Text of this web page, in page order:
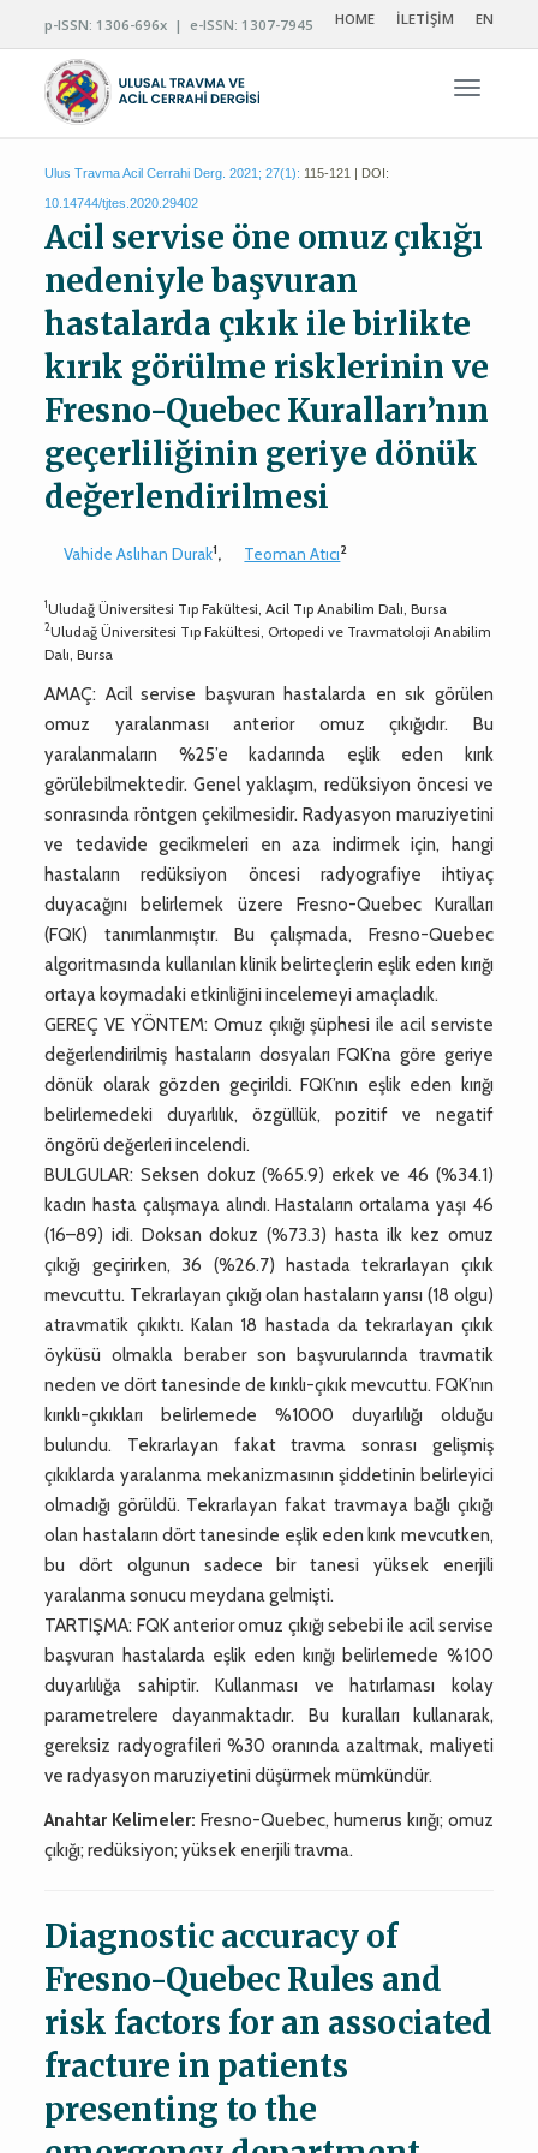
p-ISSN: 1306-696x | e-ISSN: 1307-7945 HOME İLETİŞİM EN
Ulus Travma Acil Cerrahi Derg. 2021; 27(1): 115-121 | DOI:
10.14744/tjtes.2020.29402
Acil servise öne omuz çıkığı
nedeniyle başvuran
hastalarda çıkık ile birlikte
kırık görülme risklerinin ve
Fresno-Quebec Kuralları’nın
geçerliliğinin geriye dönük
değerlendirilmesi
Vahide Aslıhan Durak1, Teoman Atıcı2
1Uludağ Üniversitesi Tıp Fakültesi, Acil Tıp Anabilim Dalı, Bursa
2Uludağ Üniversitesi Tıp Fakültesi, Ortopedi ve Travmatoloji Anabilim
Dalı, Bursa
AMAÇ: Acil servise başvuran hastalarda en sık görülen
omuz yaralanması anterior omuz çıkığıdır. Bu
yaralanmaların %25’e kadarında eşlik eden kırık
görülebilmektedir. Genel yaklaşım, redüksiyon öncesi ve
sonrasında röntgen çekilmesidir. Radyasyon maruziyetini
ve tedavide gecikmeleri en aza indirmek için, hangi
hastaların redüksiyon öncesi radyografiye ihtiyaç
duyacağını belirlemek üzere Fresno-Quebec Kuralları
(FQK) tanımlanmıştır. Bu çalışmada, Fresno-Quebec
algoritmasında kullanılan klinik belirteçlerin eşlik eden kırığı
ortaya koymadaki etkinliğini incelemeyi amaçladık.
GEREÇ VE YÖNTEM: Omuz çıkığı şüphesi ile acil serviste
değerlendirilmiş hastaların dosyaları FQK’na göre geriye
dönük olarak gözden geçirildi. FQK’nın eşlik eden kırığı
belirlemedeki duyarlılık, özgüllük, pozitif ve negatif
öngörü değerleri incelendi.
BULGULAR: Seksen dokuz (%65.9) erkek ve 46 (%34.1)
kadın hasta çalışmaya alındı. Hastaların ortalama yaşı 46
(16–89) idi. Doksan dokuz (%73.3) hasta ilk kez omuz
çıkığı geçirirken, 36 (%26.7) hastada tekrarlayan çıkık
mevcuttu. Tekrarlayan çıkığı olan hastaların yarısı (18 olgu)
atravmatik çıkıktı. Kalan 18 hastada da tekrarlayan çıkık
öyküsü olmakla beraber son başvurularında travmatik
neden ve dört tanesinde de kırıklı-çıkık mevcuttu. FQK’nın
kırıklı-çıkıkları belirlemede %1000 duyarlılığı olduğu
bulundu. Tekrarlayan fakat travma sonrası gelişmiş
çıkıklarda yaralanma mekanizmasının şiddetinin belirleyici
olmadığı görüldü. Tekrarlayan fakat travmaya bağlı çıkığı
olan hastaların dört tanesinde eşlik eden kırık mevcutken,
bu dört olgunun sadece bir tanesi yüksek enerjili
yaralanma sonucu meydana gelmişti.
TARTIŞMA: FQK anterior omuz çıkığı sebebi ile acil servise
başvuran hastalarda eşlik eden kırığı belirlemede %100
duyarlılığa sahiptir. Kullanması ve hatırlaması kolay
parametrelere dayanmaktadır. Bu kuralları kullanarak,
gereksiz radyografileri %30 oranında azaltmak, maliyeti
ve radyasyon maruziyetini düşürmek mümkündür.
Anahtar Kelimeler: Fresno-Quebec, humerus kırığı; omuz
çıkığı; redüksiyon; yüksek enerjili travma.
Diagnostic accuracy of
Fresno-Quebec Rules and
risk factors for an associated
fracture in patients
presenting to the